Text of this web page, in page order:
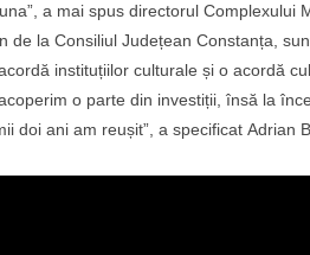
a mai spus directorul
de la Consiliul Județean Constanța,
instituțiilor culturale și o acordă
o parte din investiții, însă la
doi ani am reușit”, a specificat Adrian